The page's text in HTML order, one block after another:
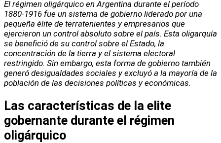
El régimen oligárquico en Argentina durante el período
1880-1916 fue un sistema de gobierno liderado por una
pequeña élite de terratenientes y empresarios que
ejercieron un control absoluto sobre el país. Esta oligarquía
se benefició de su control sobre el Estado, la
concentración de la tierra y el sistema electoral
restringido. Sin embargo, esta forma de gobierno también
generó desigualdades sociales y excluyó a la mayoría de la
población de las decisiones políticas y económicas.
Las características de la elite
gobernante durante el régimen
oligárquico